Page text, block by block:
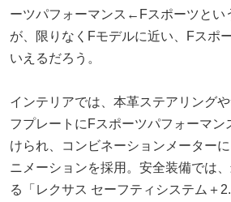
ーツパフォーマンス←Fスポーツとい
が、限りなくFモデルに近い、Fスポ
いえるだろう。
インテリアでは、本革ステアリング
フプレートにFスポーツパフォーマン
けられ、コンビネーションメーター
ニメーションを採用。安全装備では
る「レクサス セーフティシステム＋